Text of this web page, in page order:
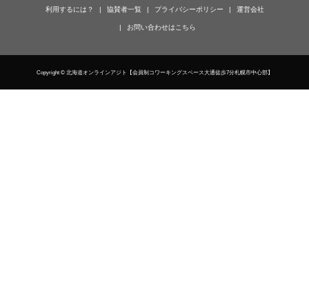
利用するには？ 協賛者一覧 プライバシーポリシー 運営会社
お問い合わせはこちら
Copyright © 北海道オンラインアジト【会員制コワーキングスペース大通徒歩7分札幌市中心部】